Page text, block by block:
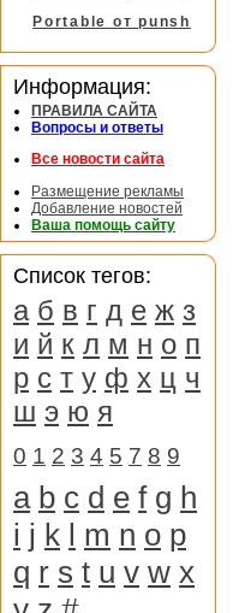
Portable от punsh
Информация:
ПРАВИЛА САЙТА
Вопросы и ответы
Все новости сайта
Размещение рекламы
Добавление новостей
Ваша помощь сайту
Список тегов:
а б в г д е ж з
и й к л м н о п
р с т у ф х ц ч
ш э ю я
0 1 2 3 4 5 7 8 9
a b c d e f g h
i j k l m n o p
q r s t u v w x